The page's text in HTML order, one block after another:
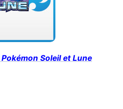
Pokémon Soleil et Lune